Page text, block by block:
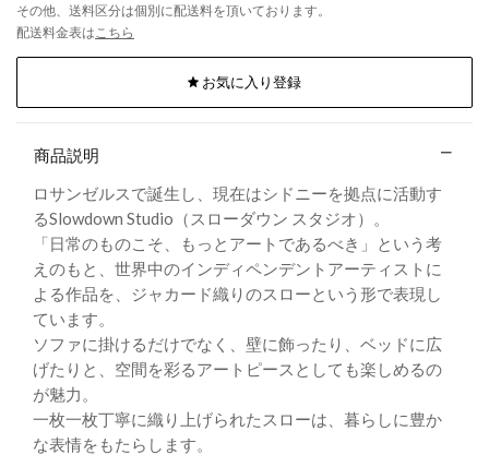
その他、送料区分は個別に配送料を頂いております。
配送料金表は こちら
お気に入り登録
商品説明
ロサンゼルスで誕生し、現在はシドニーを拠点に活動す
るSlowdown Studio（スローダウン スタジオ）。
「日常のものこそ、もっとアートであるべき」という考
えのもと、世界中のインディペンデントアーティストに
よる作品を、ジャカード織りのスローという形で表現し
ています。
ソファに掛けるだけでなく、壁に飾ったり、ベッドに広
げたりと、空間を彩るアートピースとしても楽しめるの
が魅力。
一枚一枚丁寧に織り上げられたスローは、暮らしに豊か
な表情をもたらします。